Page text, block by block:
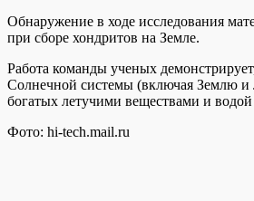
Обнаружение в ходе исследования
при сборе хондритов на Земле.
Работа команды ученых
Солнечной системы (включая Землю и
богатых летучими веществами и
Фото: hi-tech.mail.ru